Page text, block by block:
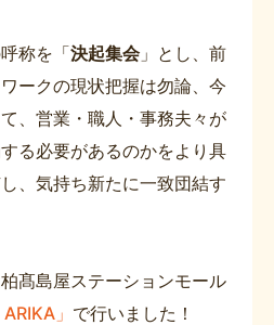
称を「決起集会」とし、前
ークの現状把握は勿論、今
、営業・職人・事務夫々が
る必要があるのかをより具
、気持ち新たに一致団結す
髙島屋ステーションモール
」 で行いました！